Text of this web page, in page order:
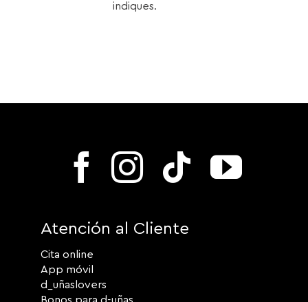
indiques.
Atención al Cliente
Cita online
App móvil
d_uñaslovers